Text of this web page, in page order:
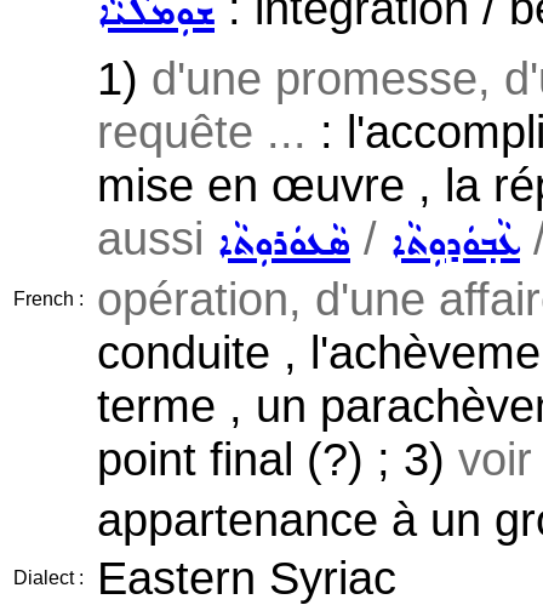
ܫܘܼܡܠܵܝܵܐ
French :
1) d'une promesse,
requête ... :
mise en œuvre , la
aussi ܣܵܥܘܿܪܘܼܬܵܐ / ܥܵܒ݂ܘܿܕܘܼܬܵܐ
opération, d'une
conduite ,
terme , un
point final (?) ; 3)
appartenance à un
Dialect : Eastern Syriac